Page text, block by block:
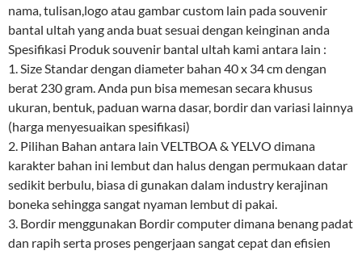
nama, tulisan,logo atau gambar custom lain pada souvenir
bantal ultah yang anda buat sesuai dengan keinginan anda
Spesifikasi Produk souvenir bantal ultah kami antara lain :
1. Size Standar dengan diameter bahan 40 x 34 cm dengan
berat 230 gram. Anda pun bisa memesan secara khusus
ukuran, bentuk, paduan warna dasar, bordir dan variasi lainnya
(harga menyesuaikan spesifikasi)
2. Pilihan Bahan antara lain VELTBOA & YELVO dimana
karakter bahan ini lembut dan halus dengan permukaan datar
sedikit berbulu, biasa di gunakan dalam industry kerajinan
boneka sehingga sangat nyaman lembut di pakai.
3. Bordir menggunakan Bordir computer dimana benang padat
dan rapih serta proses pengerjaan sangat cepat dan efisien